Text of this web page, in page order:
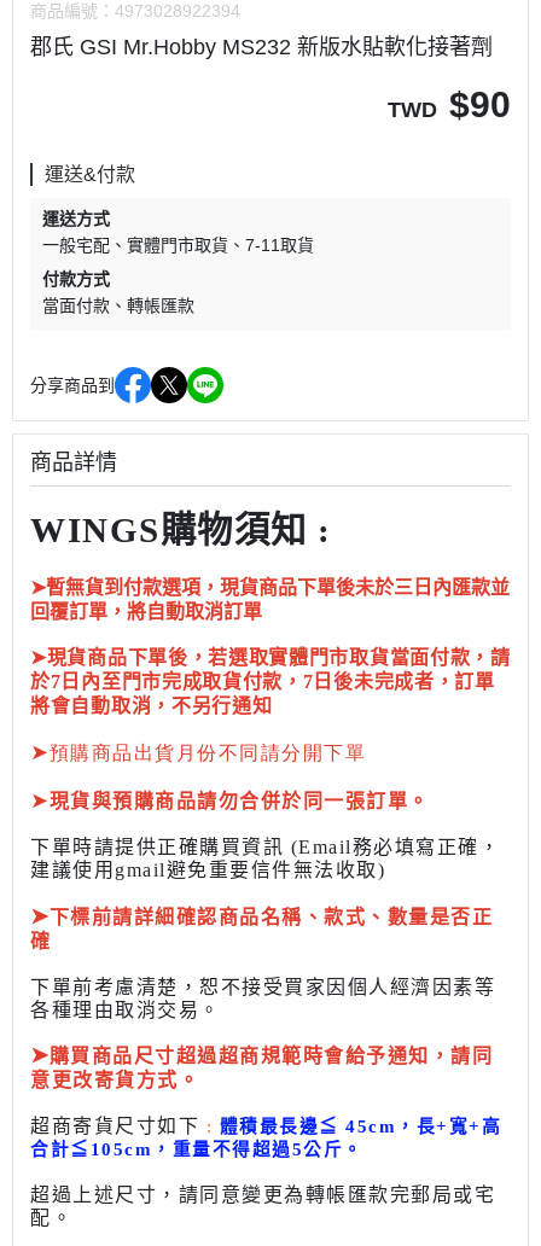
商品編號： 4973028922394
郡氏 GSI Mr.Hobby MS232 新版水貼軟化接著劑
TWD $90
運送&付款
運送方式
一般宅配
實體門市取貨
7-11取貨
付款方式
當面付款
轉帳匯款
分享商品到
商品詳情
WINGS購物須知 :
➤暫無貨到付款選項，現貨商品下單後未於三日內匯款並
回覆訂單，將自動取消訂單
➤現貨商品下單後，若選取實體門市取貨當面付款，請
於7日內至門市完成取貨付款，7日後未完成者，訂單
將會自動取消，不另行通知
➤預購商品出貨月份不同請分開下單
➤現貨與預購商品請勿合併於同一張訂單。
下單時請提供正確購買資訊 (Email務必填寫正確，
建議使用gmail避免重要信件無法收取)
➤下標前請詳細確認商品名稱、款式、數量是否正
確
下單前考慮清楚，恕不接受買家因個人經濟因素等
各種理由取消交易。
➤購買商品尺寸超過超商規範時會給予通知，請同
意更改寄貨方式。
超商寄貨尺寸如下 : 體積最長邊≦ 45cm，長+寬+高
合計≦ 105cm， 重量不得超過5公斤 。
超過上述尺寸，請同意變更為轉帳匯款完郵局或宅
配 。